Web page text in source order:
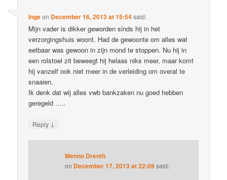
Ingeon December 16, 2013 at 15:54said:
Mijn vader is dikker geworden sinds hij in het
verzorgingshuis woont. Had de gewoonte om alles wat
eetbaar was gewoon in zijn mond te stoppen. Nu hij in
een rolstoel zit beweegt hij helaas niks meer, maar komt
hij vanzelf ook niet meer in de verleiding om overal te
snaaien.
Ik denk dat wij alles vwb bankzaken nu goed hebben
geregeld …..
Reply ↓
Menno Drenth
on December 17, 2013 at 22:09said: